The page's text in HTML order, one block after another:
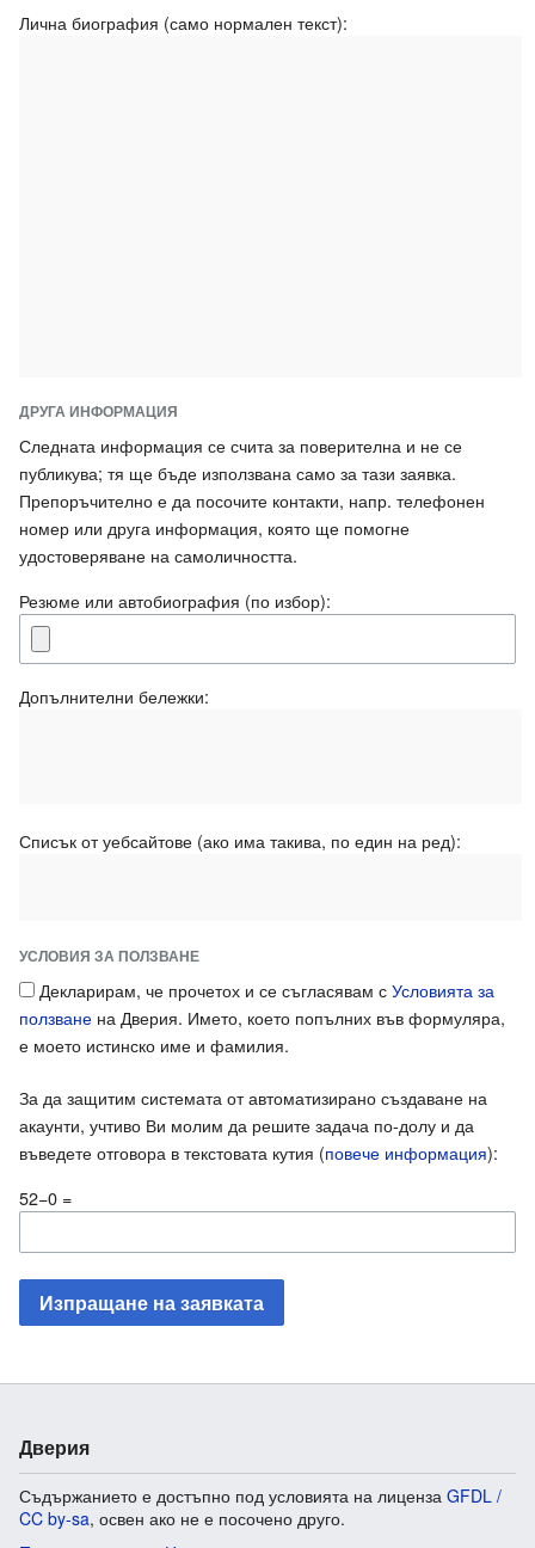
Лична биография (само нормален текст):
ДРУГА ИНФОРМАЦИЯ
Следната информация се счита за поверителна и не се
публикува; тя ще бъде използвана само за тази заявка.
Препоръчително е да посочите контакти, напр. телефонен
номер или друга информация, която ще помогне
удостоверяване на самоличността.
Резюме или автобиография (по избор):
Допълнителни бележки:
Списък от уебсайтове (ако има такива, по един на ред):
УСЛОВИЯ ЗА ПОЛЗВАНЕ
Декларирам, че прочетох и се съгласявам сУсловията за
ползване на Дверия. Името, което попълних във формуляра,
е моето истинско име и фамилия.
За да защитим системата от автоматизирано създаване на
акаунти, учтиво Ви молим да решите задача по-долу и да
въведете отговора в текстовата кутия (повече информация):
52−0 =
Дверия
Съдържанието е достъпно под условията на лиценза GFDL /
CC by-sa, освен ако не е посочено друго.